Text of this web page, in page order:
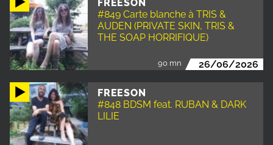
FREESON
#849 Carte blanche à TRIS &
AUDEN (PRIVATE SKIN, TRIS &
THE SOAP HORRIFIQUE)
90 mn 26/06/2026
FREESON
#848 BDSM feat. RUBAN & DARK
LILIE